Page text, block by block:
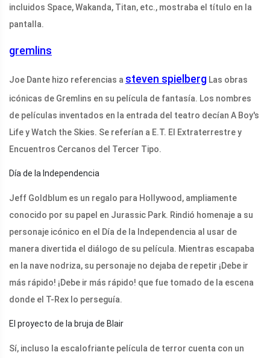
incluidos Space, Wakanda, Titan, etc., mostraba el título en la
pantalla.
gremlins
Joe Dante hizo referencias a steven spielberg Las obras
icónicas de Gremlins en su película de fantasía. Los nombres
de películas inventados en la entrada del teatro decían A Boy's
Life y Watch the Skies. Se referían a E.T. El Extraterrestre y
Encuentros Cercanos del Tercer Tipo.
Día de la Independencia
Jeff Goldblum es un regalo para Hollywood, ampliamente
conocido por su papel en Jurassic Park. Rindió homenaje a su
personaje icónico en el Día de la Independencia al usar de
manera divertida el diálogo de su película. Mientras escapaba
en la nave nodriza, su personaje no dejaba de repetir ¡Debe ir
más rápido! ¡Debe ir más rápido! que fue tomado de la escena
donde el T-Rex lo perseguía.
El proyecto de la bruja de Blair
Sí, incluso la escalofriante película de terror cuenta con un